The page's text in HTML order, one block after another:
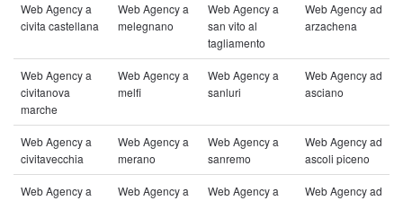
Web Agency a
civita castellana
Web Agency a
melegnano
Web Agency a
san vito al
tagliamento
Web Agency ad
arzachena
Web Agency a
civitanova
marche
Web Agency a
melfi
Web Agency a
sanluri
Web Agency ad
asciano
Web Agency a
civitavecchia
Web Agency a
merano
Web Agency a
sanremo
Web Agency ad
ascoli piceno
Web Agency a
Web Agency a
Web Agency a
Web Agency ad